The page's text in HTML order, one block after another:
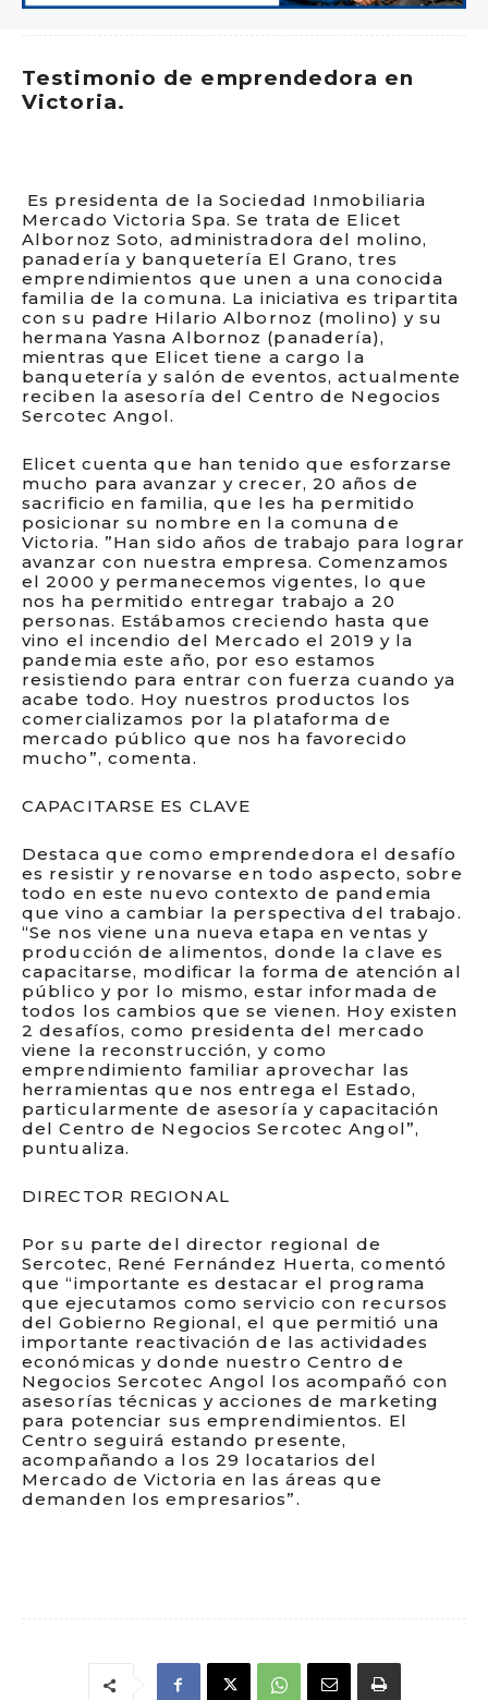
Testimonio de emprendedora en
Victoria.
Es presidenta de la Sociedad Inmobiliaria
Mercado Victoria Spa. Se trata de Elicet
Albornoz Soto, administradora del molino,
panadería y banquetería El Grano, tres
emprendimientos que unen a una conocida
familia de la comuna. La iniciativa es tripartita
con su padre Hilario Albornoz (molino) y su
hermana Yasna Albornoz (panadería),
mientras que Elicet tiene a cargo la
banquetería y salón de eventos, actualmente
reciben la asesoría del Centro de Negocios
Sercotec Angol.
Elicet cuenta que han tenido que esforzarse
mucho para avanzar y crecer, 20 años de
sacrificio en familia, que les ha permitido
posicionar su nombre en la comuna de
Victoria. ”Han sido años de trabajo para lograr
avanzar con nuestra empresa. Comenzamos
el 2000 y permanecemos vigentes, lo que
nos ha permitido entregar trabajo a 20
personas. Estábamos creciendo hasta que
vino el incendio del Mercado el 2019 y la
pandemia este año, por eso estamos
resistiendo para entrar con fuerza cuando ya
acabe todo. Hoy nuestros productos los
comercializamos por la plataforma de
mercado público que nos ha favorecido
mucho”, comenta.
CAPACITARSE ES CLAVE
Destaca que como emprendedora el desafío
es resistir y renovarse en todo aspecto, sobre
todo en este nuevo contexto de pandemia
que vino a cambiar la perspectiva del trabajo.
“Se nos viene una nueva etapa en ventas y
producción de alimentos, donde la clave es
capacitarse, modificar la forma de atención al
público y por lo mismo, estar informada de
todos los cambios que se vienen. Hoy existen
2 desafíos, como presidenta del mercado
viene la reconstrucción, y como
emprendimiento familiar aprovechar las
herramientas que nos entrega el Estado,
particularmente de asesoría y capacitación
del Centro de Negocios Sercotec Angol”,
puntualiza.
DIRECTOR REGIONAL
Por su parte del director regional de
Sercotec, René Fernández Huerta, comentó
que “importante es destacar el programa
que ejecutamos como servicio con recursos
del Gobierno Regional, el que permitió una
importante reactivación de las actividades
económicas y donde nuestro Centro de
Negocios Sercotec Angol los acompañó con
asesorías técnicas y acciones de marketing
para potenciar sus emprendimientos. El
Centro seguirá estando presente,
acompañando a los 29 locatarios del
Mercado de Victoria en las áreas que
demanden los empresarios”.